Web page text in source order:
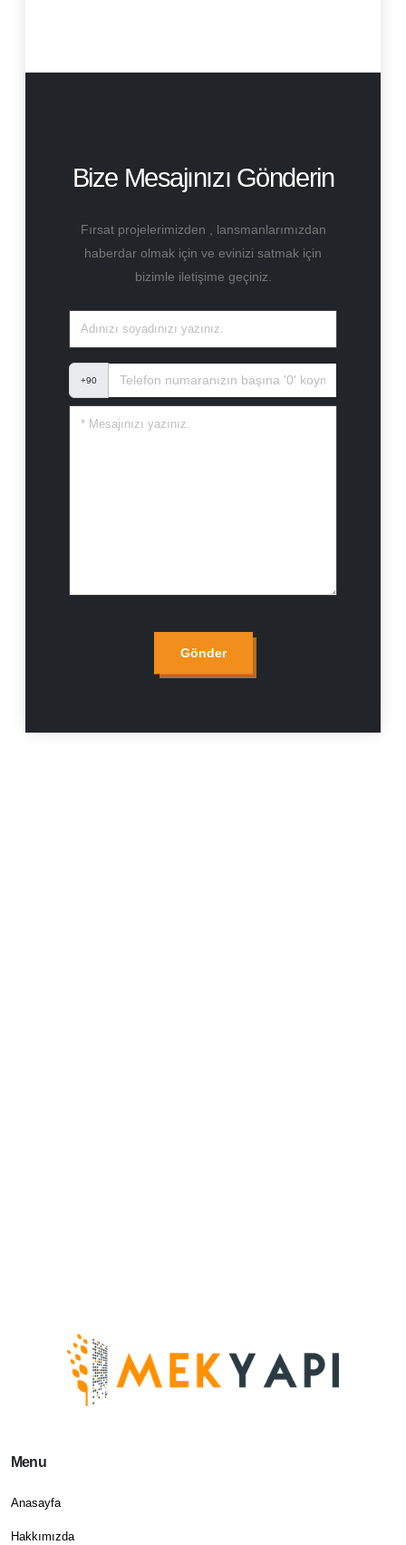
Bize Mesajınızı Gönderin
Fırsat projelerimizden , lansmanlarımızdan
haberdar olmak için ve evinizi satmak için
bizimle iletişime geçiniz.
+90
Gönder
Menu
Anasayfa
Hakkımızda